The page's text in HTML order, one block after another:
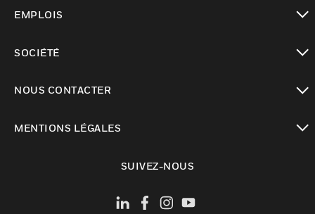
EMPLOIS
SOCIÉTÉ
NOUS CONTACTER
MENTIONS LÉGALES
SUIVEZ-NOUS